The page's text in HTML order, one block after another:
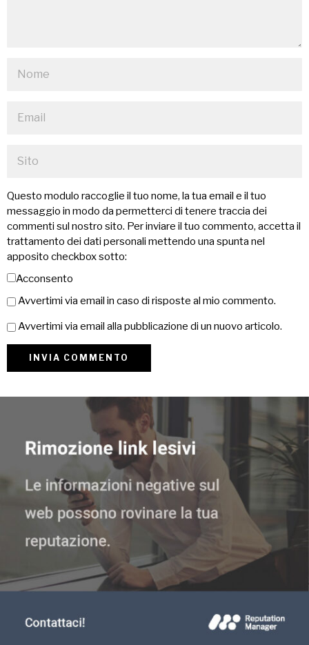
Questo modulo raccoglie il tuo nome, la tua email e il tuo
messaggio in modo da permetterci di tenere traccia dei
commenti sul nostro sito. Per inviare il tuo commento, accetta il
trattamento dei dati personali mettendo una spunta nel
apposito checkbox sotto:
Acconsento
Avvertimi via email in caso di risposte al mio commento.
Avvertimi via email alla pubblicazione di un nuovo articolo.